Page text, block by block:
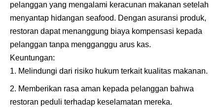
pelanggan yang mengalami keracunan makanan setelah
menyantap hidangan seafood. Dengan asuransi produk,
restoran dapat menanggung biaya kompensasi kepada
pelanggan tanpa mengganggu arus kas.
Keuntungan:
Melindungi dari risiko hukum terkait kualitas makanan.
Memberikan rasa aman kepada pelanggan bahwa
restoran peduli terhadap keselamatan mereka.